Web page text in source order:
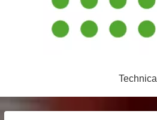
Technical